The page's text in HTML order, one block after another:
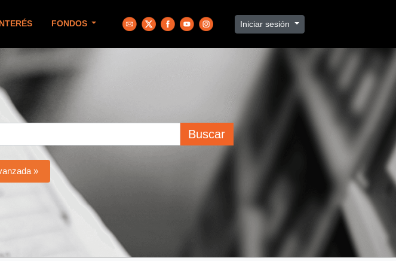
FONDOS Iniciar sesión
Buscar
»